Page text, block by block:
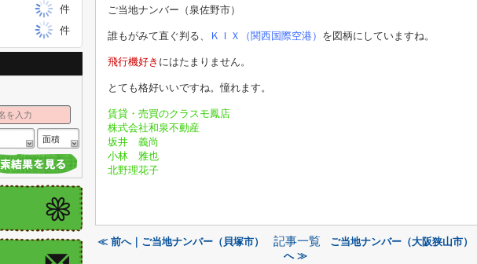
ご当地ナンバー（泉佐野市）
誰もがみて直ぐ判る、 ＫＩＸ（関西国際空港） を図柄にしていますね。
飛行機好き にはたまりません。
とても格好いいですね。憧れます。
賃貸・売買のクラスモ鳳店
株式会社和泉不動産
坂井 義尚
小林 雅也
北野理花子
≪ 前へ｜ご当地ナンバー（貝塚市） 記事一覧
ご当地ナンバー（大阪狭山市）
へ ≫
件
件
面積